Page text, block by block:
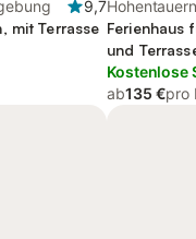
9,7
mit Terrasse Ferienhaus
und
Kostenlose
ab135 €pro